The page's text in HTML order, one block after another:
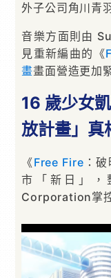
外子公司角川青
音樂方面則由
見重新編曲的《
畫畫面營造更加
16 歲少女
放計畫」真
《Free Fire ：
市「新日」，
Corporation掌